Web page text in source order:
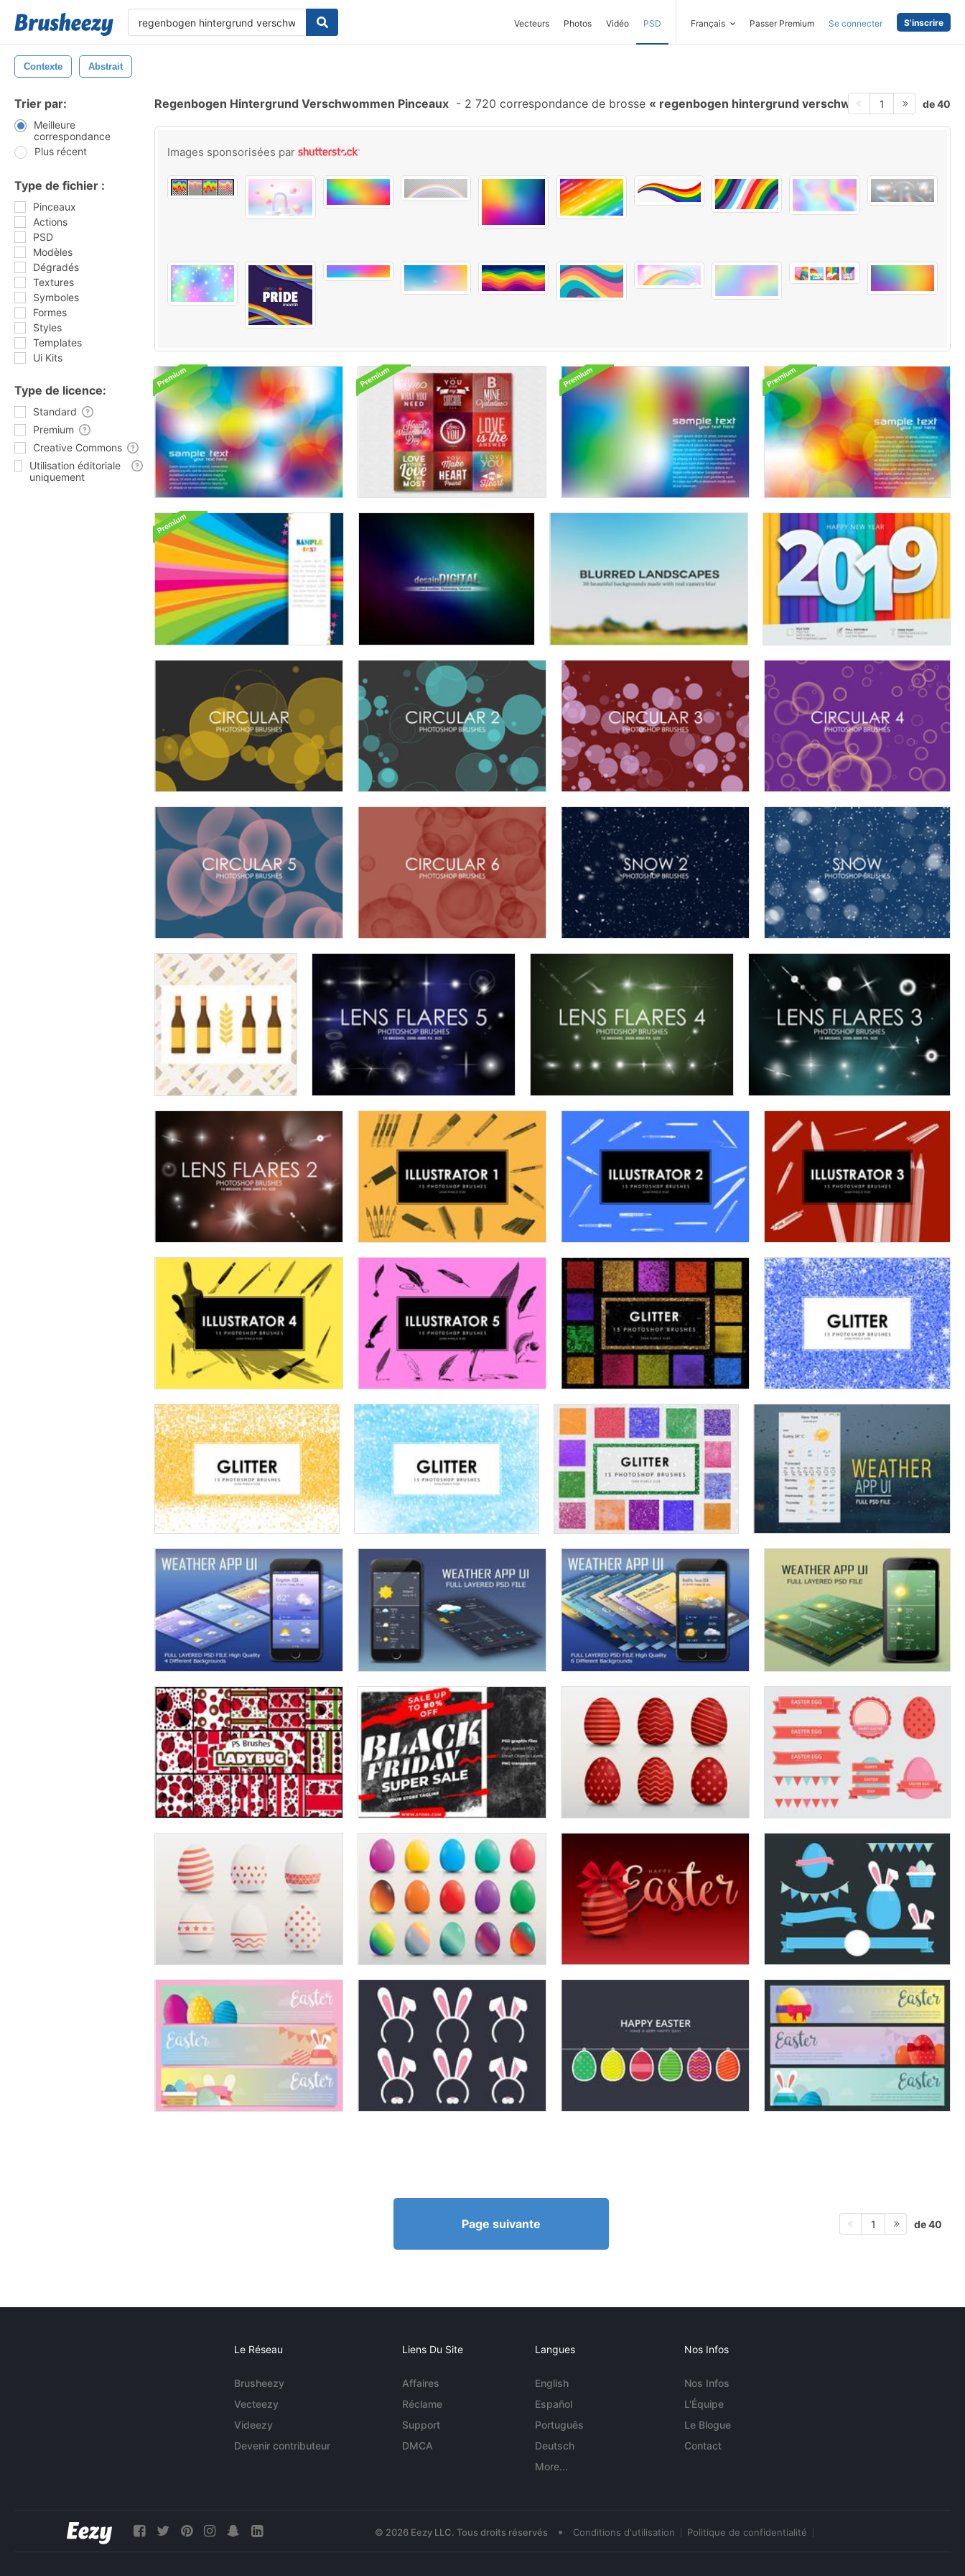
Vecteurs Photos Vidéo PSD Français Passer Premium Se connecter S'inscrire
Contexte Abstrait
Trier par:
Meilleure
correspondance
Plus récent
Type de fichier :
Pinceaux
Actions
PSD
Modèles
Dégradés
Textures
Symboles
Formes
Styles
Templates
Ui Kits
Type de licence:
Standard
Premium
Creative Commons
Utilisation éditoriale
uniquement
Regenbogen Hintergrund Verschwommen Pinceaux - 2 720 correspondance de brosse regenbogen hintergrund verschwommen
1 de 40
Images sponsorisées par
Page suivante 1 de 40
Le Réseau
Brusheezy
Vecteezy
Videezy
Devenir contributeur
Liens Du Site
Affaires
Réclame
Support
DMCA
Langues
English
Español
Português
Deutsch
More...
Nos Infos
Nos Infos
L'Équipe
Le Blogue
Contact
© 2026 Eezy LLC. Tous droits réservés • Conditions d'utilisation Politique de confidentialité